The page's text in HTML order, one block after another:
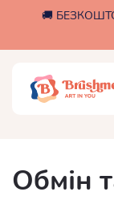
🚚
Обмін